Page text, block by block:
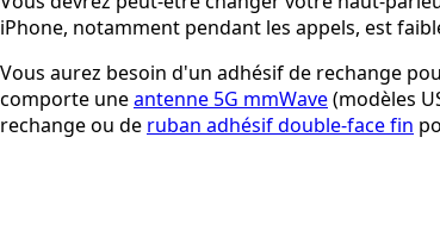
iPhone, notamment pendant les appels, est
Vous aurez besoin d'un adhésif de rechange
comporte uneantenne 5G mmWave(modèles
rechange ou de ruban adhésif double-face fin